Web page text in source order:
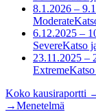
8.1.2026 –
Moderate
6.12.2025 –
SevereKatso
23.11.2025 –
Extreme
Koko kausiraportti
→Menetelmä